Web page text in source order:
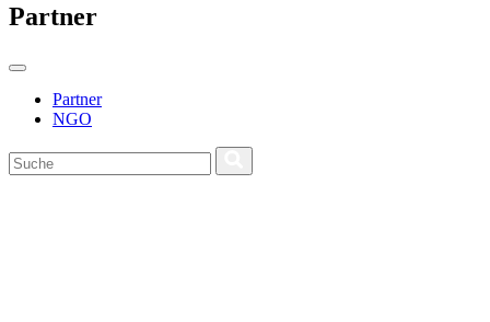
Partner
Partner
NGO